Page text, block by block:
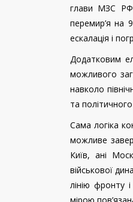
глави МЗС РФ
перемир’я на
ескалація і
Додатковим
можливого
навколо
та
Сама логіка
можливе
Київ, ані
військової
лінію фронту